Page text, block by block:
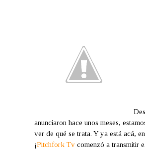
anunciaron hace unos meses,
ver de qué se trata. Y ya está acá,
¡Pitchfork Tv comenzó a transmitir